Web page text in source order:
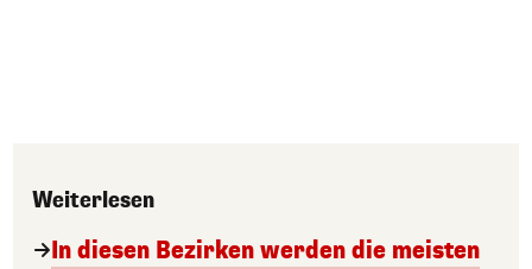
Weiterlesen
In diesen Bezirken werden die meisten